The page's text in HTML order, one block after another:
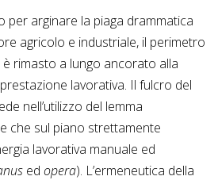
per arginare la piaga drammatica
agricolo e industriale, il perimetro
rimasto a lungo ancorato alla
lavorativa. Il fulcro del
nell’utilizzo del lemma
che sul piano strettamente
lavorativa manuale ed
ed opera). L’ermeneutica della